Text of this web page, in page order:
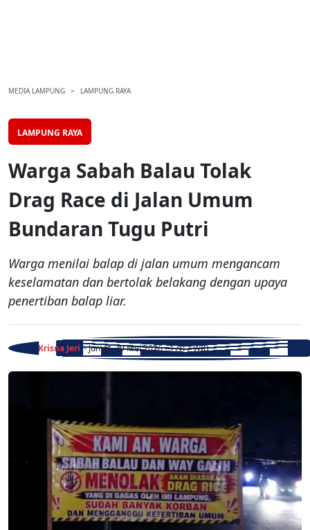
MEDIA LAMPUNG LAMPUNG RAYA
LAMPUNG RAYA
Warga Sabah Balau Tolak
Drag Race di Jalan Umum
Bundaran Tugu Putri
Warga menilai balap di jalan umum mengancam
keselamatan dan bertolak belakang dengan upaya
penertiban balap liar.
Krisna Jeri - Jumat, 29 Mei 2026 - 17:17 WIB